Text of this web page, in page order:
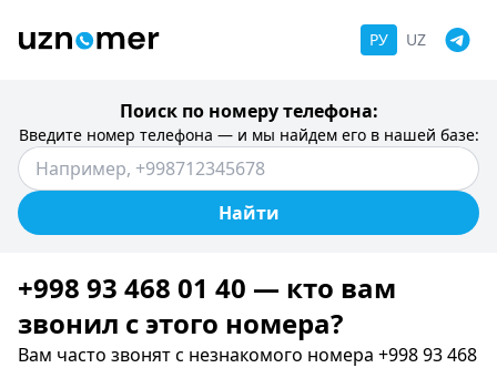
РУ UZ
Поиск по номеру телефона:
Введите номер телефона — и мы найдем его в нашей базе:
Найти
+998 93 468 01 40 — кто вам
звонил c этого номера?
Вам часто звонят с незнакомого номера +998 93 468